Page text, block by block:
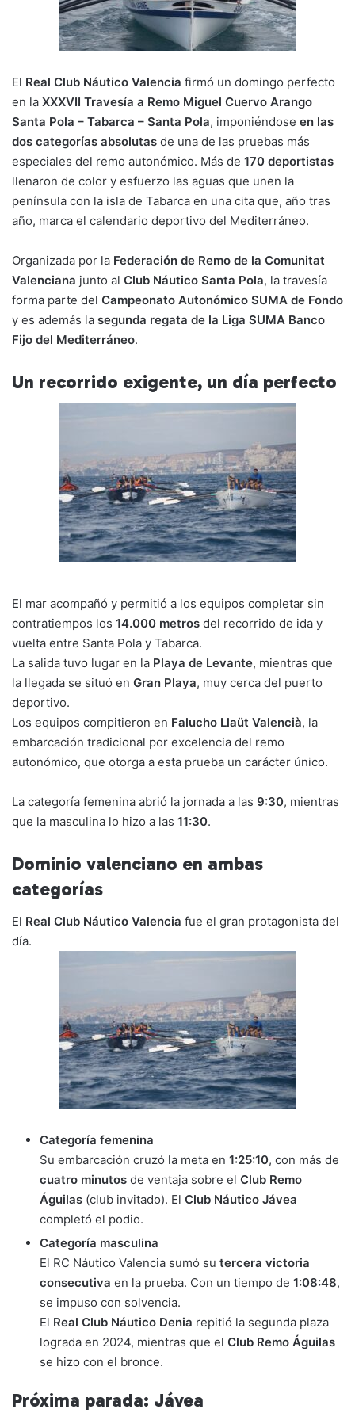
o
k
p
El Real Club Náutico Valencia firmó un domingo perfecto
en la XXXVII Travesía a Remo Miguel Cuervo Arango
Santa Pola – Tabarca – Santa Pola, imponiéndose en las
dos categorías absolutas de una de las pruebas más
especiales del remo autonómico. Más de 170 deportistas
llenaron de color y esfuerzo las aguas que unen la
península con la isla de Tabarca en una cita que, año tras
año, marca el calendario deportivo del Mediterráneo.
Organizada por la Federación de Remo de la Comunitat
Valenciana junto al Club Náutico Santa Pola, la travesía
forma parte del Campeonato Autonómico SUMA de Fondo
y es además la segunda regata de la Liga SUMA Banco
Fijo del Mediterráneo.
Un recorrido exigente, un día perfecto
El mar acompañó y permitió a los equipos completar sin
contratiempos los 14.000 metros del recorrido de ida y
vuelta entre Santa Pola y Tabarca.
La salida tuvo lugar en la Playa de Levante, mientras que
la llegada se situó en Gran Playa, muy cerca del puerto
deportivo.
Los equipos compitieron en Falucho Llaüt Valencià, la
embarcación tradicional por excelencia del remo
autonómico, que otorga a esta prueba un carácter único.
La categoría femenina abrió la jornada a las 9:30, mientras
que la masculina lo hizo a las 11:30.
Dominio valenciano en ambas
categorías
El Real Club Náutico Valencia fue el gran protagonista del
día.
Categoría femenina
Su embarcación cruzó la meta en 1:25:10, con más de
cuatro minutos de ventaja sobre el Club Remo
Águilas (club invitado). El Club Náutico Jávea
completó el podio.
Categoría masculina
El RC Náutico Valencia sumó su tercera victoria
consecutiva en la prueba. Con un tiempo de 1:08:48,
se impuso con solvencia.
El Real Club Náutico Denia repitió la segunda plaza
lograda en 2024, mientras que el Club Remo Águilas
se hizo con el bronce.
Próxima parada: Jávea